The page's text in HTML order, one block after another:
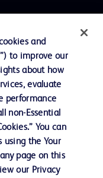
and
to improve our
about how
evaluate
performance
non-Essential
You can
using the Your
page on this
our Privacy